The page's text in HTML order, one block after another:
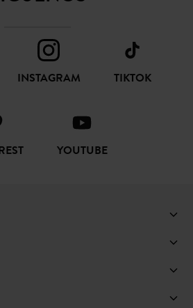
INSTAGRAM TIKTOK
YOUTUBE